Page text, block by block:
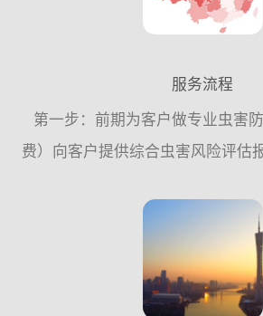
服务流程
第一步：前期为客户做专业虫害
费）向客户提供综合虫害风险评估
的调查。4、虫害种类鉴别及密度